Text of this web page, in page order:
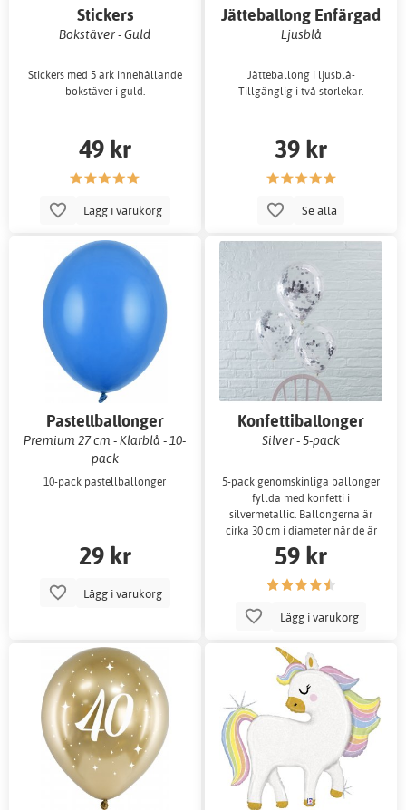
Stickers
Bokstäver - Guld
Stickers med 5 ark innehållande
bokstäver i guld.
49 kr
Lägg i varukorg
Jätteballong Enfärgad
Ljusblå
Jätteballong i ljusblå-
Tillgänglig i två storlekar.
39 kr
Se alla
Pastellballonger
Premium 27 cm - Klarblå - 10-
pack
10-pack pastellballonger
29 kr
Lägg i varukorg
Konfettiballonger
Silver - 5-pack
5-pack genomskinliga ballonger
fyllda med konfetti i
silvermetallic. Ballongerna är
cirka 30 cm i diameter när de är
uppblåsta.
59 kr
Lägg i varukorg